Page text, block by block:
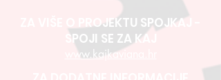
ZA VIŠE O PROJEKTU SPOJKAJ -
SPOJI SE ZA KAJ
www.kajkaviana.hr